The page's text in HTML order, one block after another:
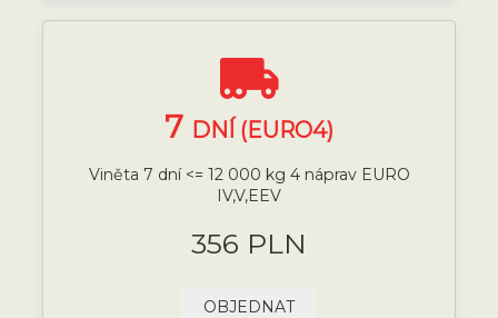
7 DNÍ (EURO4)
Viněta 7 dní <= 12 000 kg 4 náprav EURO
IV,V,EEV
356 PLN
OBJEDNAT